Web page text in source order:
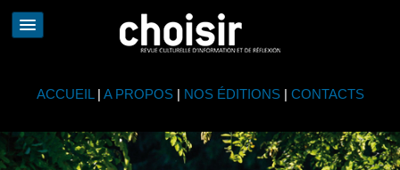
ACCUEIL | A PROPOS| NOS ÉDITIONS| CONTACTS